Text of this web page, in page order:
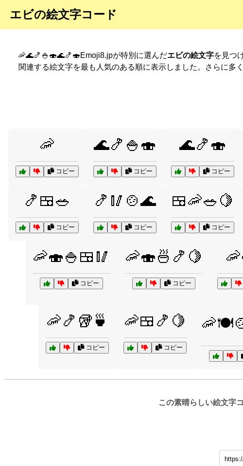
エビの絵文字コード
🦐🌊🍤🍚🍣🌊🍤🍣Emoji8.jpが特別に選んだエビの絵文字を見つ
関連する絵文字を最も人気のある順に表示しました。さらに多
🦐
コピー
🌊🍤🍚🍣
コピー
🌊🍤🍣
コピー
🍤🍱🥗
コピー
🍤🥢🍲🌊
コピー
🍱🦐🥗🍋
コピー
🦐🍣🍚🍱🥢
コピー
🦐🍣🍜🍤🍋
コピー
🦐🍤🥡🍵
コピー
🦐🍱🍤🍋
コピー
この素晴らしい絵文字